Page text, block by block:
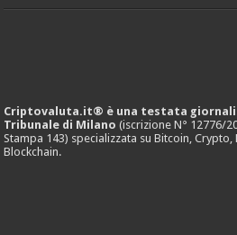
Criptovaluta.it® è una testata
Tribunale di Milano (iscrizione N° 12776/
Stampa 143) specializzata su Bitcoin, Crypto,
Blockchain.